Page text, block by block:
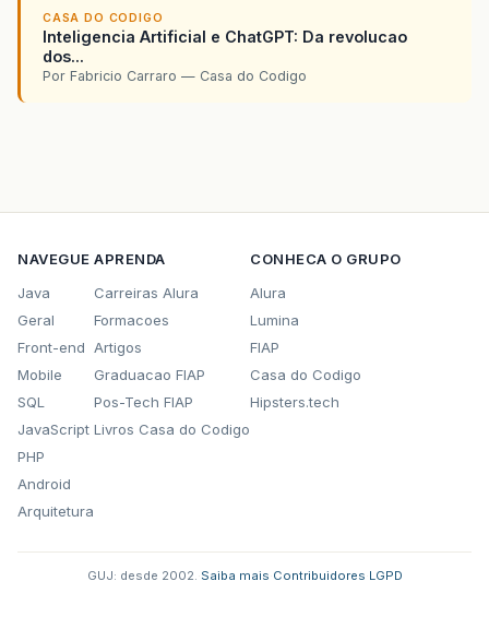
CASA DO CODIGO
Inteligencia Artificial e ChatGPT: Da revolucao
dos...
Por Fabricio Carraro — Casa do Codigo
NAVEGUE
Java
Geral
Front-end
Mobile
SQL
JavaScript
PHP
Android
Arquitetura
APRENDA
Carreiras Alura
Formacoes
Artigos
Graduacao FIAP
Pos-Tech FIAP
Livros Casa do Codigo
CONHECA O GRUPO
Alura
Lumina
FIAP
Casa do Codigo
Hipsters.tech
GUJ: desde 2002. Saiba mais Contribuidores LGPD